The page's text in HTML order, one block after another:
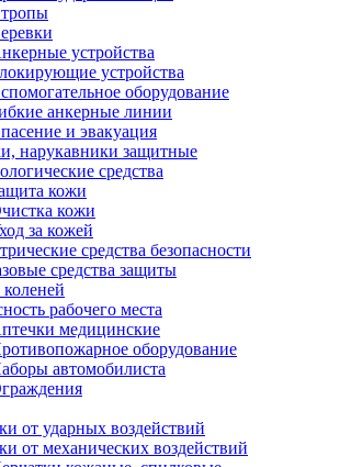
устройства
устройства
оборудование
анкерные линии
и эвакуация
нарукавники защитные
средства
кожи
кожи
за кожей
средства безопасности
средства защиты
рабочего места
медицинские
оборудование
автомобилиста
от ударных воздействий
от механических воздействий